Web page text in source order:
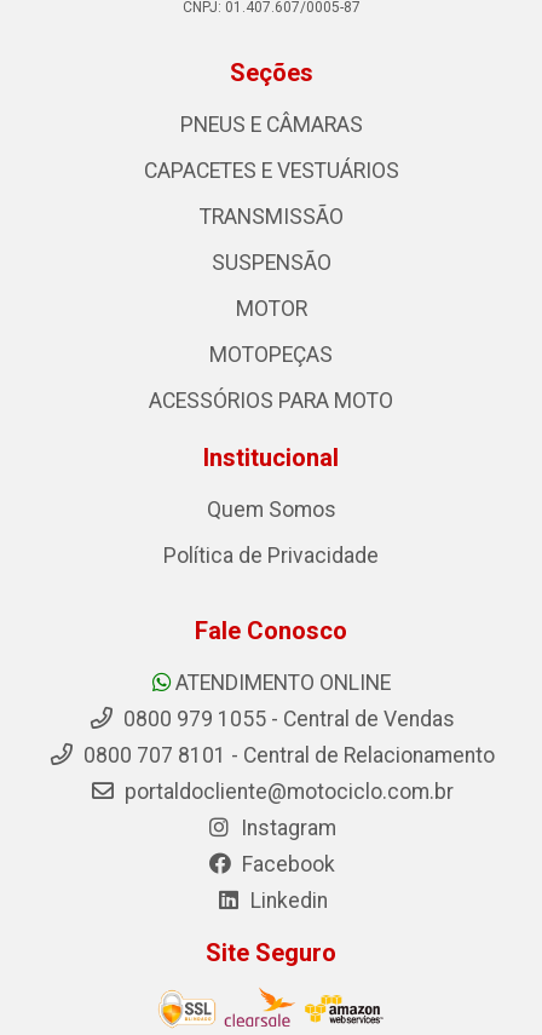
CNPJ: 01.407.607/0005-87
Seções
PNEUS E CÂMARAS
CAPACETES E VESTUÁRIOS
TRANSMISSÃO
SUSPENSÃO
MOTOR
MOTOPEÇAS
ACESSÓRIOS PARA MOTO
Institucional
Quem Somos
Política de Privacidade
Fale Conosco
ATENDIMENTO ONLINE
0800 979 1055 - Central de Vendas
0800 707 8101 - Central de Relacionamento
portaldocliente@motociclo.com.br
Instagram
Facebook
Linkedin
Site Seguro